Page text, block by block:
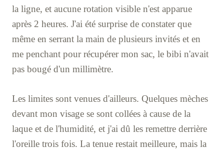
la ligne, et aucune rotation visible n'est apparue
après 2 heures. J'ai été surprise de constater que
même en serrant la main de plusieurs invités et en
me penchant pour récupérer mon sac, le bibi n'avait
pas bougé d'un millimètre.
Les limites sont venues d'ailleurs. Quelques mèches
devant mon visage se sont collées à cause de la
laque et de l'humidité, et j'ai dû les remettre derrière
l'oreille trois fois. La tenue restait meilleure, mais la